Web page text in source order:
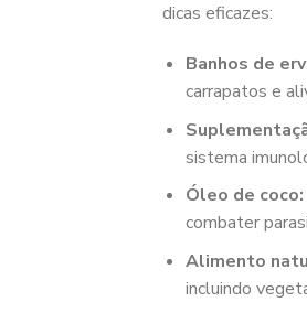
dicas eficazes:
Banhos de
carrapatos e
sistema
Óleo de coco:
combater
Alimento
incluindo